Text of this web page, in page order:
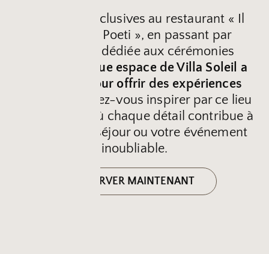
Des suites exclusives au restaurant « Il
Ritrovo dei Poeti », en passant par
l’Orangerie dédiée aux cérémonies
chaque espace de Villa Soleil a
été conçu pour offrir des expériences
. Laissez-vous inspirer par ce lieu
d’exception, où chaque détail contribue à
rendre votre séjour ou votre événement
inoubliable.
RÉSERVER MAINTENANT